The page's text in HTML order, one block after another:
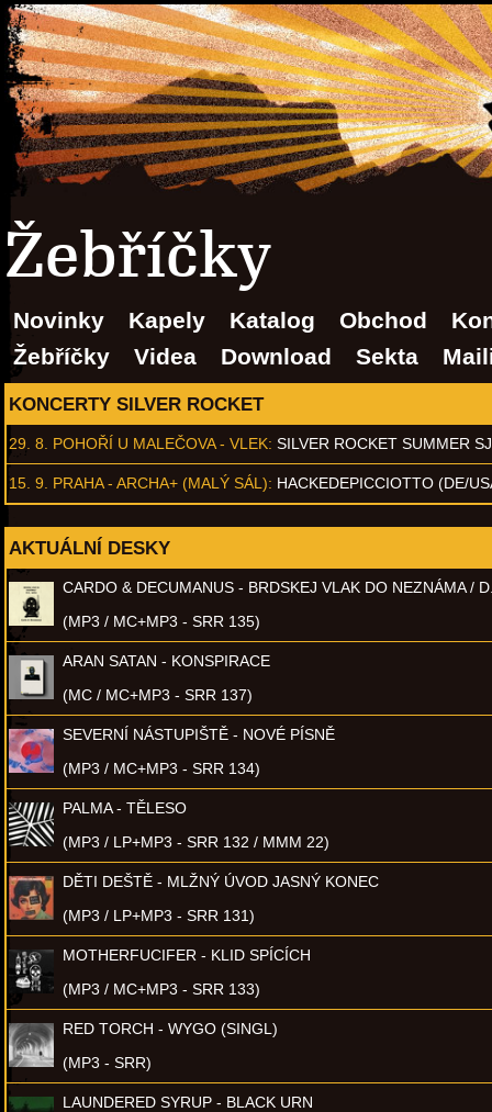
Žebříčky
Novinky Kapely Katalog Obchod
Žebříčky
Videa Download Sekta
KONCERTY SILVER ROCKET
29. 8. POHOŘÍ U MALEČOVA - VLEK: SILVER ROCKET SUMMER
15. 9. PRAHA - ARCHA+ (MALÝ SÁL): HACKEDEPICCIOTTO (DE/
AKTUÁLNÍ DESKY
CARDO & DECUMANUS - BRDSKEJ VLAK DO NEZNÁMA /
(MP3 / MC+MP3 - SRR 135)
ARAN SATAN - KONSPIRACE
(MC / MC+MP3 - SRR 137)
SEVERNÍ NÁSTUPIŠTĚ - NOVÉ PÍSNĚ
(MP3 / MC+MP3 - SRR 134)
PALMA - TĚLESO
(MP3 / LP+MP3 - SRR 132 / MMM 22)
DĚTI DEŠTĚ - MLŽNÝ ÚVOD JASNÝ KONEC
(MP3 / LP+MP3 - SRR 131)
MOTHERFUCIFER - KLID SPÍCÍCH
(MP3 / MC+MP3 - SRR 133)
RED TORCH - WYGO (SINGL)
(MP3 - SRR)
LAUNDERED SYRUP - BLACK URN